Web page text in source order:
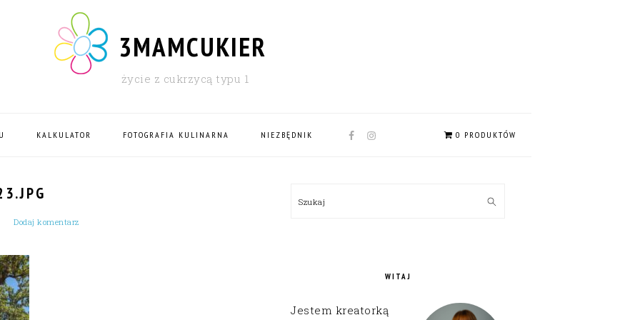
3MAMCUKIER
życie z cukrzycą typu 1
KALKULATOR FOTOGRAFIA KULINARNA NIEZBĘDNIK
NAV
0 PRODUKTÓW
Dodaj komentarz
SIDEBAR
Szukaj
WITAJ
Jestem kreatorką